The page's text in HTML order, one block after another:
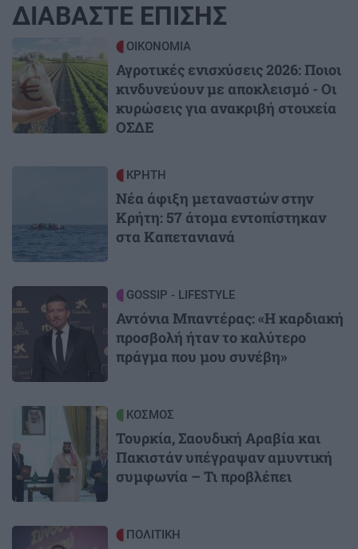
ΔΙΑΒΑΣΤΕ ΕΠΙΣΗΣ
ΟΙΚΟΝΟΜΙΑ
Αγροτικές ενισχύσεις 2026: Ποιοι
κινδυνεύουν με αποκλεισμό - Οι
κυρώσεις για ανακριβή στοιχεία
ΟΣΔΕ
ΚΡΗΤΗ
Νέα άφιξη μεταναστών στην
Κρήτη: 57 άτομα εντοπίστηκαν
στα Καπετανιανά
GOSSIP - LIFESTYLE
Αντόνια Μπαντέρας: «Η καρδιακή
προσβολή ήταν το καλύτερο
πράγμα που μου συνέβη»
Image ΚΟΣΜΟΣ
Τουρκία, Σαουδική Αραβία και
Πακιστάν υπέγραψαν αμυντική
συμφωνία – Τι προβλέπει
Image ΠΟΛΙΤΙΚΗ